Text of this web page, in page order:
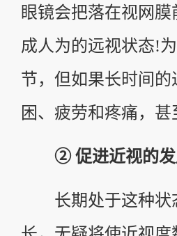
眼镜会把落在视网
成人为的远视状态!
节，但如果长时间
困、疲劳和疼痛，
② 促进近视的发
长期处于这种状